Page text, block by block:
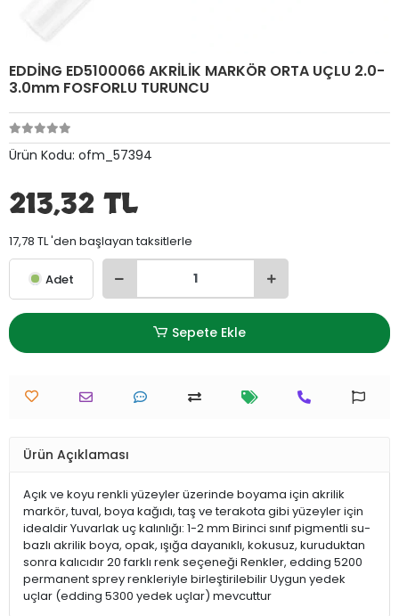
EDDİNG ED5100066 AKRİLİK MARKÖR ORTA UÇLU 2.0-
3.0mm FOSFORLU TURUNCU
Ürün Kodu: ofm_57394
213,32 TL
17,78 TL 'den başlayan taksitlerle
Adet
Sepete Ekle
Ürün Açıklaması
Açık ve koyu renkli yüzeyler üzerinde boyama için akrilik
markör, tuval, boya kağıdı, taş ve terakota gibi yüzeyler için
idealdir Yuvarlak uç kalınlığı: 1-2 mm Birinci sınıf pigmentli su-
bazlı akrilik boya, opak, ışığa dayanıklı, kokusuz, kuruduktan
sonra kalıcıdır 20 farklı renk seçeneği Renkler, edding 5200
permanent sprey renkleriyle birleştirilebilir Uygun yedek
uçlar (edding 5300 yedek uçlar) mevcuttur